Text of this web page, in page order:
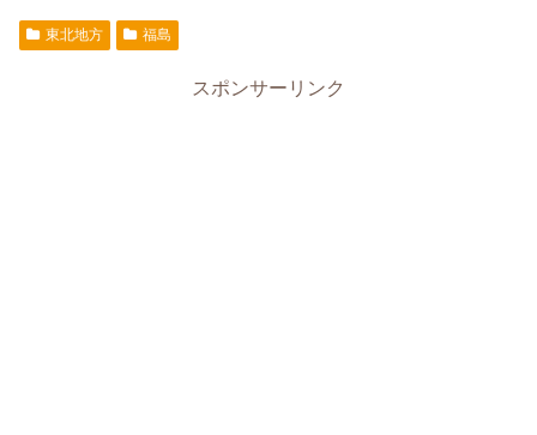
東北地方 福島
スポンサーリンク